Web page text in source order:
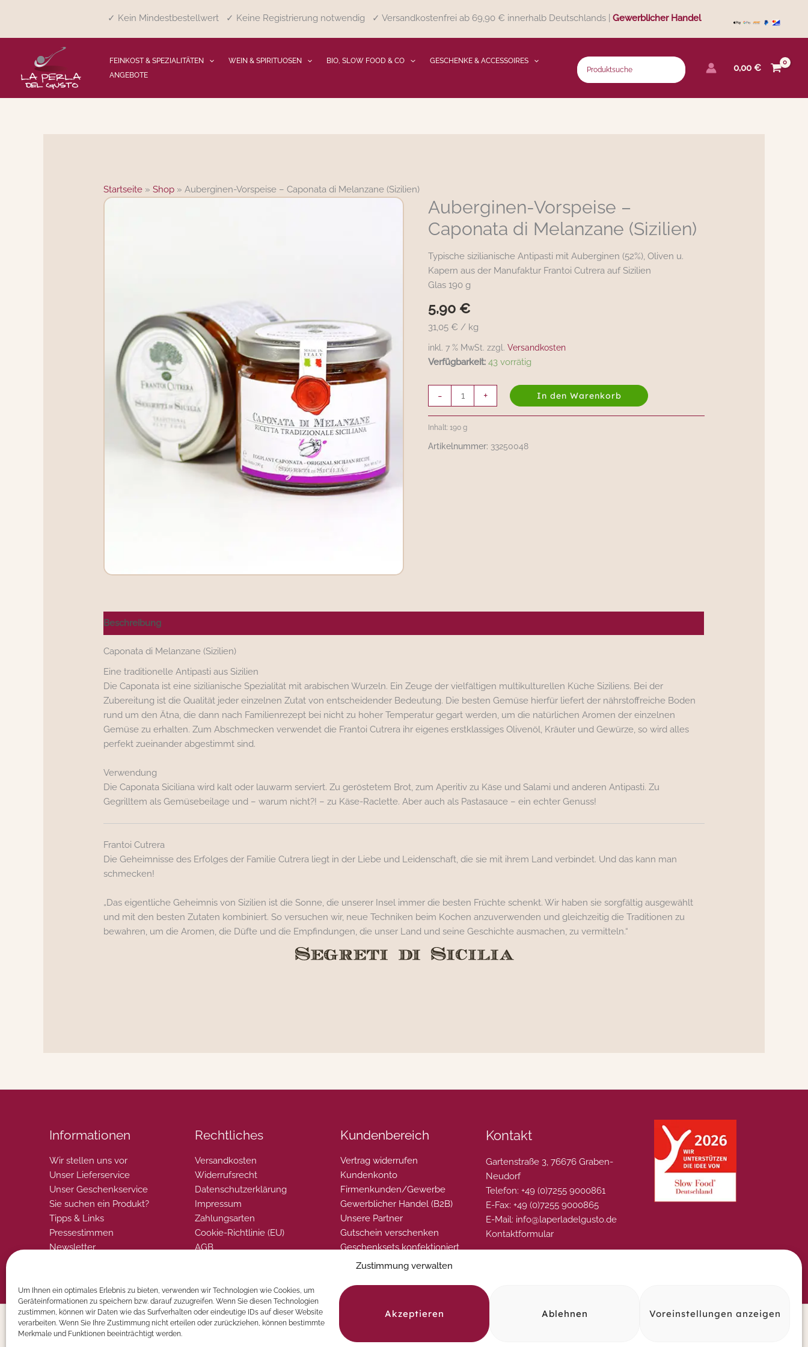
Zustimmung verwalten
Um Ihnen ein optimales Erlebnis zu bieten, verwenden wir Technologien wie Cookies, um
Geräteinformationen zu speichern bzw. darauf zuzugreifen. Wenn Sie diesen Technologien
zustimmen, können wir Daten wie das Surfverhalten oder eindeutige IDs auf dieser Website
verarbeiten. Wenn Sie Ihre Zustimmung nicht erteilen oder zurückziehen, können bestimmte
Merkmale und Funktionen beeinträchtigt werden.
Akzeptieren Ablehnen Voreinstellungen anzeigen
springen
✓ Kein Mindestbestellwert ✓ Keine Registrierung notwendig ✓ Versandkostenfrei ab 69,90 € innerhalb Deutschlands | Gewerblicher Handel
FEINKOST & SPEZIALITÄTEN WEIN & SPIRITUOSEN BIO, SLOW FOOD & CO
GESCHENKE & ACCESSOIRES
ANGEBOTE
0,00 €
Startseite »Shop »Auberginen-Vorspeise – Caponata di Melanzane (Sizilien)
Auberginen-Vorspeise –
Caponata di Melanzane (Sizilien)
Typische sizilianische Antipasti mit Auberginen (52%), Oliven u.
Kapern aus der Manufaktur Frantoi Cutrera auf Sizilien
Glas 190 g
5,90 €
31,05 € / kg
inkl. 7 % MwSt. zzgl. Versandkosten
Verfügbarkeit: 43 vorrätig
-
Auberginen-
-
di
Melanzane
(Sizilien)
Menge
+ In den Warenkorb
Inhalt: 190 g
Artikelnummer: 33250048
Beschreibung
Caponata di Melanzane (Sizilien)
Eine traditionelle Antipasti aus Sizilien
Die Caponata ist eine sizilianische Spezialität mit arabischen Wurzeln. Ein Zeuge der vielfältigen multikulturellen Küche Siziliens. Bei der
Zubereitung ist die Qualität jeder einzelnen Zutat von entscheidender Bedeutung. Die besten Gemüse hierfür liefert der nährstoffreiche Boden
rund um den Ätna, die dann nach Familienrezept bei nicht zu hoher Temperatur gegart werden, um die natürlichen Aromen der einzelnen
Gemüse zu erhalten. Zum Abschmecken verwendet die Frantoi Cutrera ihr eigenes erstklassiges Olivenöl, Kräuter und Gewürze, so wird alles
perfekt zueinander abgestimmt sind.
Verwendung
Die Caponata Siciliana wird kalt oder lauwarm serviert. Zu geröstetem Brot, zum Aperitiv zu Käse und Salami und anderen Antipasti. Zu
Gegrilltem als Gemüsebeilage und – warum nicht?! – zu Käse-Raclette. Aber auch als Pastasauce – ein echter Genuss!
Frantoi Cutrera
Die Geheimnisse des Erfolges der Familie Cutrera liegt in der Liebe und Leidenschaft, die sie mit ihrem Land verbindet. Und das kann man
schmecken!
„Das eigentliche Geheimnis von Sizilien ist die Sonne, die unserer Insel immer die besten Früchte schenkt. Wir haben sie sorgfältig ausgewählt
und mit den besten Zutaten kombiniert. So versuchen wir, neue Techniken beim Kochen anzuverwenden und gleichzeitig die Traditionen zu
bewahren, um dieAromen, die Düfte und die Empfindungen, die unser Land und seine Geschichte ausmachen, zu vermitteln.“
Informationen
Wir stellen uns vor
Unser Lieferservice
Unser Geschenkservice
Sie suchen ein Produkt?
Tipps & Links
Pressestimmen
Newsletter
Rechtliches
Versandkosten
Widerrufsrecht
Datenschutzerklärung
Impressum
Zahlungsarten
Cookie-Richtlinie (EU)
AGB
Kundenbereich
Vertrag widerrufen
Kundenkonto
Firmenkunden/Gewerbe
Gewerblicher Handel (B2B)
Unsere Partner
Gutschein verschenken
Geschenksets konfektioniert
Kontakt
Gartenstraße 3, 76676 Graben-
Neudorf
Telefon: +49 (0)7255 9000861
E-Fax: +49 (0)7255 9000865
E-Mail: info@laperladelgusto.de
Kontaktformular
© 2026 La Perla del Gusto. Natürlich genießen